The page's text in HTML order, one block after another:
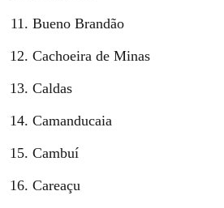
Bueno Brandão
Cachoeira de Minas
Caldas
Camanducaia
Cambuí
Careaçu